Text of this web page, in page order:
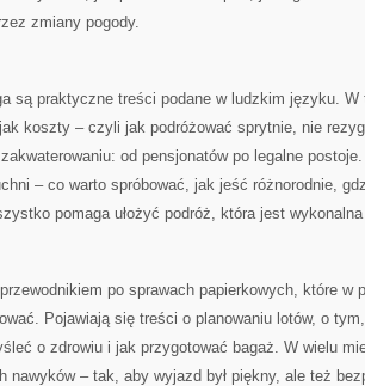
zmiany pogody.
są praktyczne treści podane w ludzkim języku.
koszty – czyli jak podróżować sprytnie, nie
od pensjonatów po legalne
– co warto spróbować, jak jeść różnorodnie,
pomaga ułożyć podróż, która jest
po sprawach papierkowych, które w
Pojawiają się treści o planowaniu lotów, o
o zdrowiu i jak przygotować bagaż. W wielu
nawyków – tak, aby wyjazd był piękny, ale też